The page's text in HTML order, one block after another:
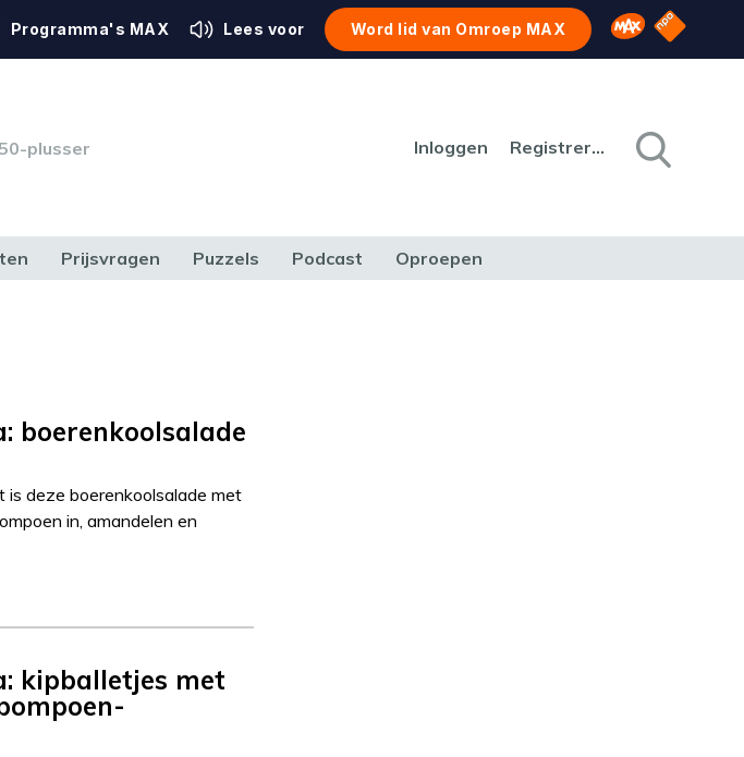
Programma's MAX Lees voor Word lid van Omroep MAX Omroep MAX
NPO
plusser Inloggen Registreren
Prijsvragen Puzzels Podcast Oproepen
boerenkoolsalade
is deze boerenkoolsalade met
in, amandelen en
kipballetjes met